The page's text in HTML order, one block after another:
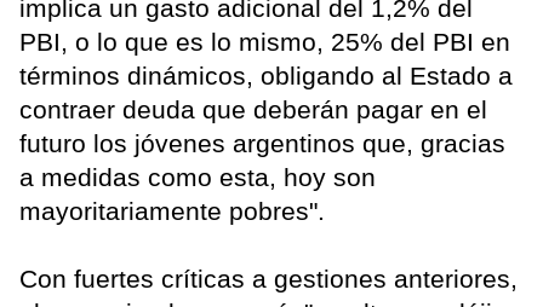
implica un gasto adicional del 1,2% del
PBI, o lo que es lo mismo, 25% del PBI en
términos dinámicos, obligando al Estado a
contraer deuda que deberán pagar en el
futuro los jóvenes argentinos que, gracias
a medidas como esta, hoy son
mayoritariamente pobres".
Con fuertes críticas a gestiones anteriores,